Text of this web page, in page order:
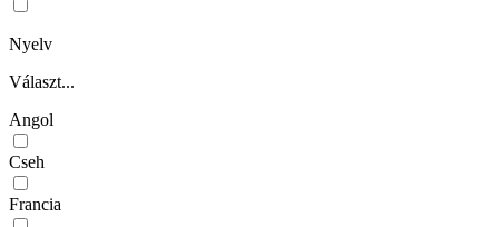
Nyelv
Választ...
Angol
Cseh
Francia